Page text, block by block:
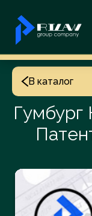
В каталог
Гумбург